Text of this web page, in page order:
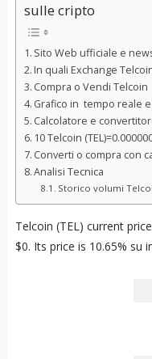
sulle cripto
Sito Web ufficiale e
In quali Exchange
Compra o Vendi Telcoin
Grafico in tempo reale
Calcolatore e
10 Telcoin
Converti o compra con
Analisi Tecnica
Storico volumi
Telcoin (TEL) current
$0. Its price is 10.65% su